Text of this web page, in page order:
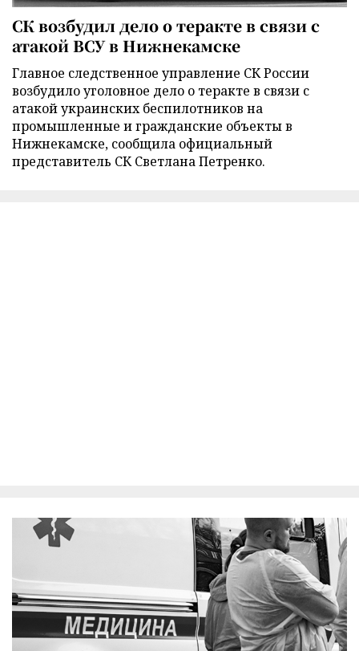
СК возбудил дело о теракте в связи с
атакой ВСУ в Нижнекамске
Главное следственное управление СК России
возбудило уголовное дело о теракте в связи с
атакой украинских беспилотников на
промышленные и гражданские объекты в
Нижнекамске, сообщила официальный
представитель СК Светлана Петренко.